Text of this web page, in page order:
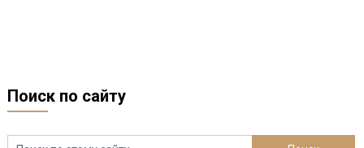
Поиск по сайту